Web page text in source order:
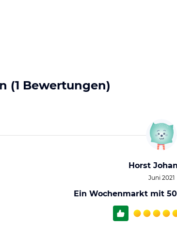
(1 Bewertungen)
Horst
Juni 2021
Ein Wochenmarkt mit